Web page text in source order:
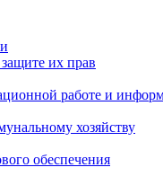
их прав
работе и
хозяйству
обеспечения